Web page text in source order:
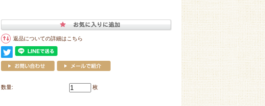
返品についての詳細はこちら
数量: 枚